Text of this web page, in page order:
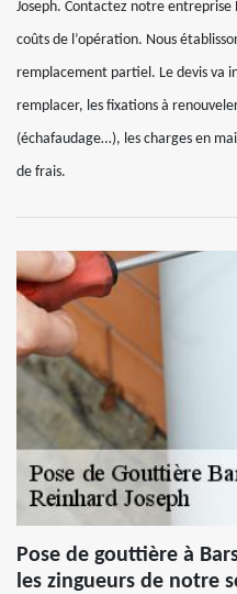
Joseph. Contactez notre entreprise
coûts de l’opération. Nous
remplacement partiel. Le devis va
remplacer, les fixations à
(échafaudage…), les charges en
de frais.
Pose de gouttière à
les zingueurs de notre